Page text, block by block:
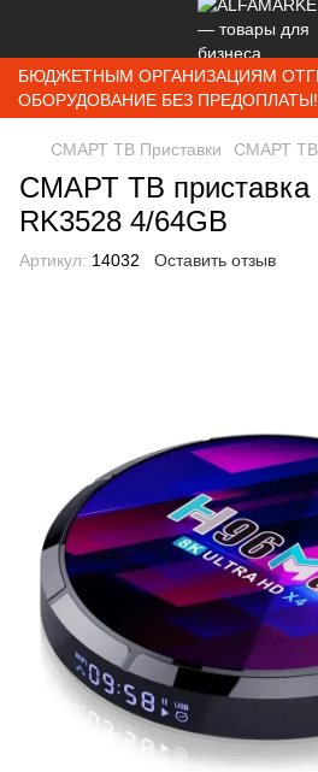
БЮДЖЕТНЫМ ОРГАНИЗАЦИЯМ
ОБОРУДОВАНИЕ БЕЗ ПРЕДОПЛАТЫ!
СМАРТ ТВ Приставки СМАРТ ТВ
СМАРТ ТВ приставка
RK3528 4/64GB
Артикул: 14032 Оставить отзыв